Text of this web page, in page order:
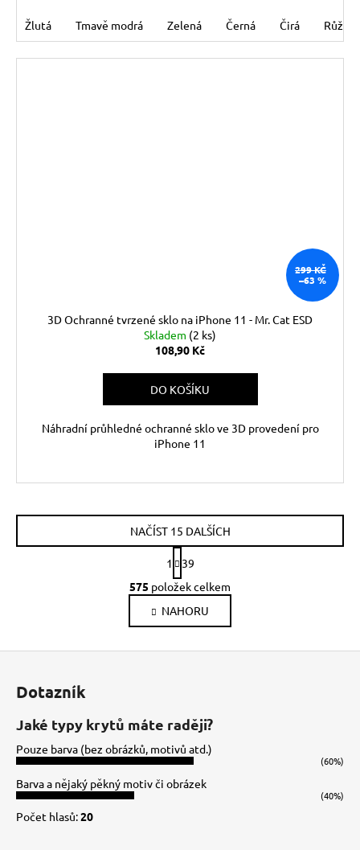
Žlutá Tmavě modrá Zelená Černá Čirá Růžová
299 KČ
–63 %
3D Ochranné tvrzené sklo na iPhone 11 - Mr. Cat ESD
Skladem (2 ks)
108,90 Kč
DO KOŠÍKU
Náhradní průhledné ochranné sklo ve 3D provedení pro
iPhone 11
O
v
l
á
d
p
v
y
NAČÍST 15 DALŠÍCH
S
t
r
á
n
k
1
39
575 položek celkem
NAHORU
Dotazník
Jaké typy krytů máte raději?
Pouze barva (bez obrázků, motivů atd.)
(60%)
Barva a nějaký pěkný motiv či obrázek
(40%)
Počet hlasů:20